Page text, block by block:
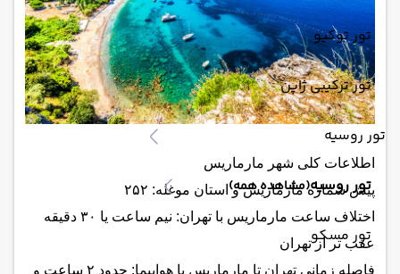
تور توکیو
تور ترکیبی ژاپن
تور روسیه
تور روسیه(مشاهده همه)
تور مسکو
اطلاعات کلی شهر مارماریس
پیش شماره مارماریس و استان موغله: ۲۵۲
اختلاف ساعت مارماریس با تهران: نیم ساعت یا ۳۰ دقیقه
عقب تر از تهران
فاصله زمانی تهران تا مارماریس با هواپیما: حدود ۲ ساعت و